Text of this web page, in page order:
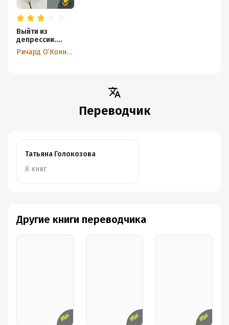
Выйти из
депрессии.
Проверенная
программа
Ричард О’Коннор
Переводчик
Татьяна Голокозова
8 книг
Другие книги переводчика